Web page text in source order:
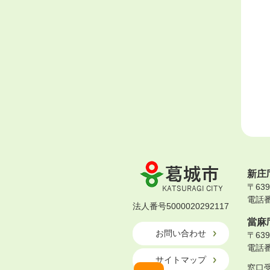
葛
城
市
KATSURAGI
CITY
法人番号5000020292117
お問い合わせ
サイトマップ
新庄
〒
電話
當麻
〒
電話
窓口